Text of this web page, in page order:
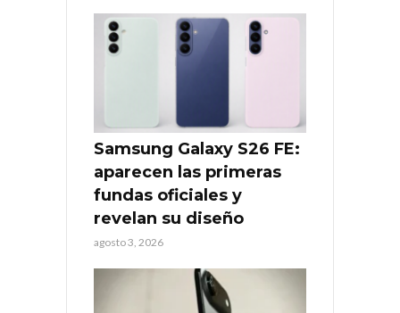
Samsung Galaxy S26 FE:
aparecen las primeras
fundas oficiales y
revelan su diseño
agosto 3, 2026